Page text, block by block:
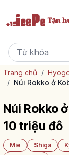
Tận
Trang chủ /
/ Núi Rokko ở
Núi Rokko
10 triệu đô
Mie Shiga